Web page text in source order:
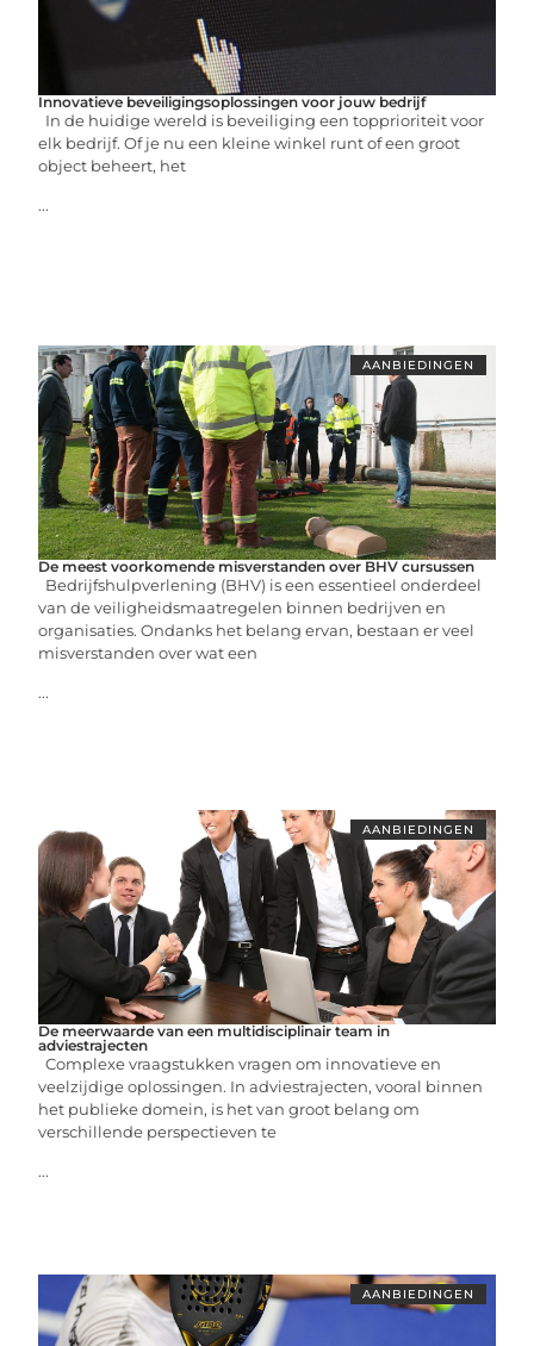
Innovatieve beveiligingsoplossingen voor jouw bedrijf
In de huidige wereld is beveiliging een topprioriteit voor
elk bedrijf. Of je nu een kleine winkel runt of een groot
object beheert, het
...
AANBIEDINGEN
De meest voorkomende misverstanden over BHV cursussen
Bedrijfshulpverlening (BHV) is een essentieel onderdeel
van de veiligheidsmaatregelen binnen bedrijven en
organisaties. Ondanks het belang ervan, bestaan er veel
misverstanden over wat een
...
AANBIEDINGEN
De meerwaarde van een multidisciplinair team in
adviestrajecten
Complexe vraagstukken vragen om innovatieve en
veelzijdige oplossingen. In adviestrajecten, vooral binnen
het publieke domein, is het van groot belang om
verschillende perspectieven te
...
AANBIEDINGEN